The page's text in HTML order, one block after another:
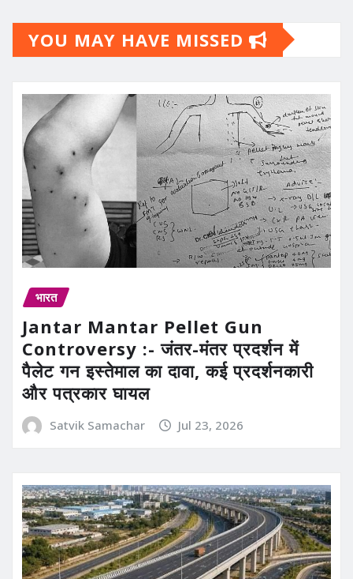
YOU MAY HAVE MISSED
भारत
Jantar Mantar Pellet Gun
Controversy :- जंतर-मंतर प्रदर्शन में
पैलेट गन इस्तेमाल का दावा, कई प्रदर्शनकारी
और पत्रकार घायल
Satvik Samachar Jul 23, 2026